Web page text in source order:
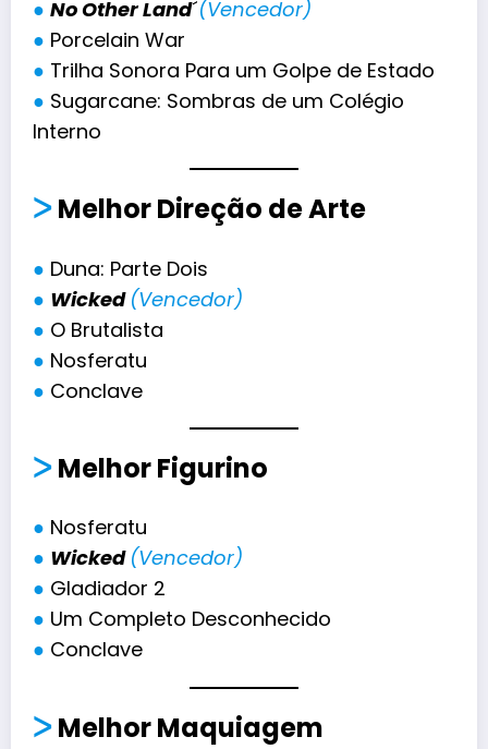
● No Other Land´(Vencedor)
● Porcelain War
● Trilha Sonora Para um Golpe de Estado
● Sugarcane: Sombras de um Colégio
Interno
ᐳMelhor Direção de Arte
● Duna: Parte Dois
● Wicked (Vencedor)
● O Brutalista
● Nosferatu
● Conclave
ᐳMelhor Figurino
● Nosferatu
● Wicked (Vencedor)
● Gladiador 2
● Um Completo Desconhecido
● Conclave
ᐳMelhor Maquiagem